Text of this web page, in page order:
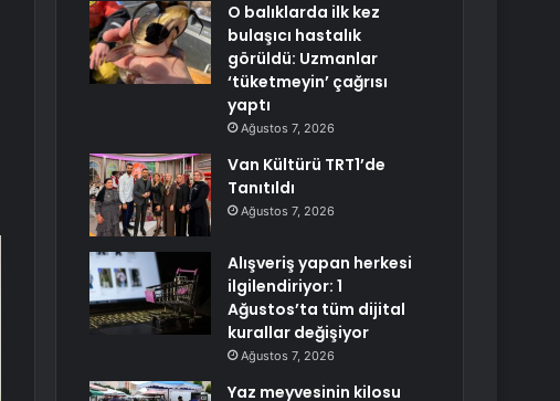
O balıklarda ilk kez
bulaşıcı hastalık
görüldü: Uzmanlar
‘tüketmeyin’ çağrısı
yaptı
Ağustos 7, 2026
Van Kültürü TRT1’de
Tanıtıldı
Ağustos 7, 2026
Alışveriş yapan herkesi
ilgilendiriyor: 1
Ağustos’ta tüm dijital
kurallar değişiyor
Ağustos 7, 2026
Yaz meyvesinin kilosu